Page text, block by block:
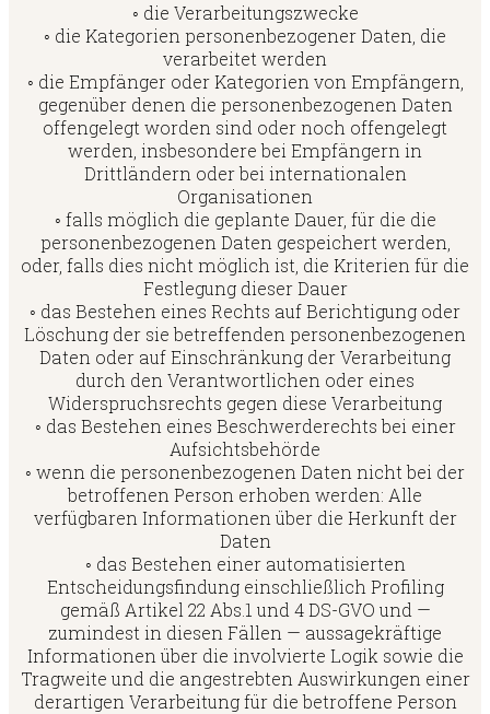
◦ die Verarbeitungszwecke
◦ die Kategorien personenbezogener Daten, die
verarbeitet werden
◦ die Empfänger oder Kategorien von Empfängern,
gegenüber denen die personenbezogenen Daten
offengelegt worden sind oder noch offengelegt
werden, insbesondere bei Empfängern in
Drittländern oder bei internationalen
Organisationen
◦ falls möglich die geplante Dauer, für die die
personenbezogenen Daten gespeichert werden,
oder, falls dies nicht möglich ist, die Kriterien für die
Festlegung dieser Dauer
◦ das Bestehen eines Rechts auf Berichtigung oder
Löschung der sie betreffenden personenbezogenen
Daten oder auf Einschränkung der Verarbeitung
durch den Verantwortlichen oder eines
Widerspruchsrechts gegen diese Verarbeitung
◦ das Bestehen eines Beschwerderechts bei einer
Aufsichtsbehörde
◦ wenn die personenbezogenen Daten nicht bei der
betroffenen Person erhoben werden: Alle
verfügbaren Informationen über die Herkunft der
Daten
◦ das Bestehen einer automatisierten
Entscheidungsfindung einschließlich Profiling
gemäß Artikel 22 Abs.1 und 4 DS-GVO und —
zumindest in diesen Fällen — aussagekräftige
Informationen über die involvierte Logik sowie die
Tragweite und die angestrebten Auswirkungen einer
derartigen Verarbeitung für die betroffene Person